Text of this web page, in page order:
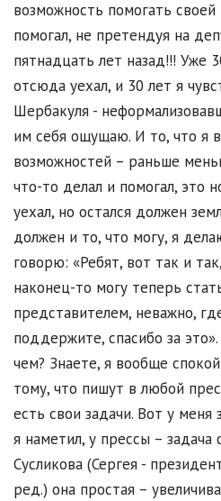
возможность помогать
помогал, не претендуя на
пятнадцать лет назад!!! Уже
отсюда уехал, и 30 лет я
Шербакуля -
им себя ощущаю. И то, что я
возможностей – раньше
что-то делал и помогал, это
уехал, но остался должен
должен и то, что могу, я
говорю: «Ребят, вот так и
наконец-то могу теперь
представителем, неважно,
поддержите, спасибо за
чем? Знаете, я вообще
тому, что пишут в любой
есть свои задачи. Вот у меня
я наметил, у прессы – задача
Сусликова (Сергея -
ред.) она простая –